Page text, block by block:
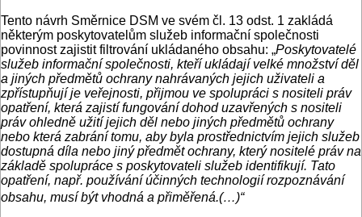
Tento návrh Směrnice DSM ve svém čl. 13 odst. 1 zakládá
některým poskytovatelům služeb informační společnosti
povinnost zajistit filtrování ukládaného obsahu: „Poskytovatelé
služeb informační společnosti, kteří ukládají velké množství děl
a jiných předmětů ochrany nahrávaných jejich uživateli a
zpřístupňují je veřejnosti, přijmou ve spolupráci s nositeli práv
opatření, která zajistí fungování dohod uzavřených s nositeli
práv ohledně užití jejich děl nebo jiných předmětů ochrany
nebo která zabrání tomu, aby byla prostřednictvím jejich služeb
dostupná díla nebo jiný předmět ochrany, který nositelé práv na
základě spolupráce s poskytovateli služeb identifikují. Tato
opatření, např. používání účinných technologií rozpoznávání
obsahu, musí být vhodná a přiměřená.(…)“